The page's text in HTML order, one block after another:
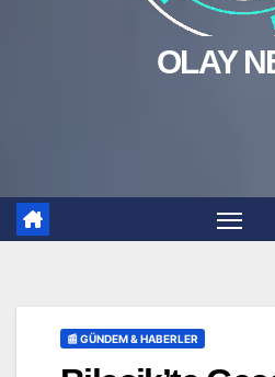
OLAY
📰 GÜNDEM & HABERLER